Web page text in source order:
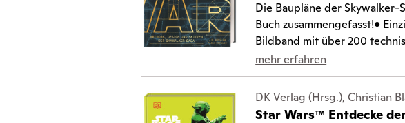
Die Baupläne der Skywalker-
Buch zusammengefasst!•
Bildband mit über 200
mehr erfahren
DK Verlag (Hrsg.), Christian
Star Wars™ Entdecke